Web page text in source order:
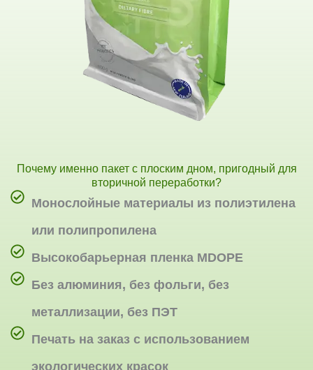
Почему именно пакет с плоским дном, пригодный для
вторичной переработки?
Монослойные материалы из полиэтилена
или полипропилена
Высокобарьерная пленка MDOPE
Без алюминия, без фольги, без
металлизации, без ПЭТ
Печать на заказ с использованием
экологических красок